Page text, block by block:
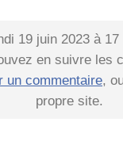
19 juin 2023 à
en suivre les
un commentaire,
propre site.